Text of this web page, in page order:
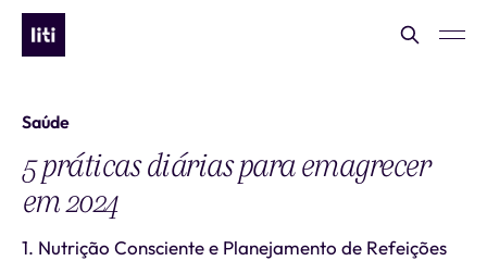
Saúde
5 práticas diárias para emagrecer
em 2024
1. Nutrição Consciente e Planejamento de Refeições